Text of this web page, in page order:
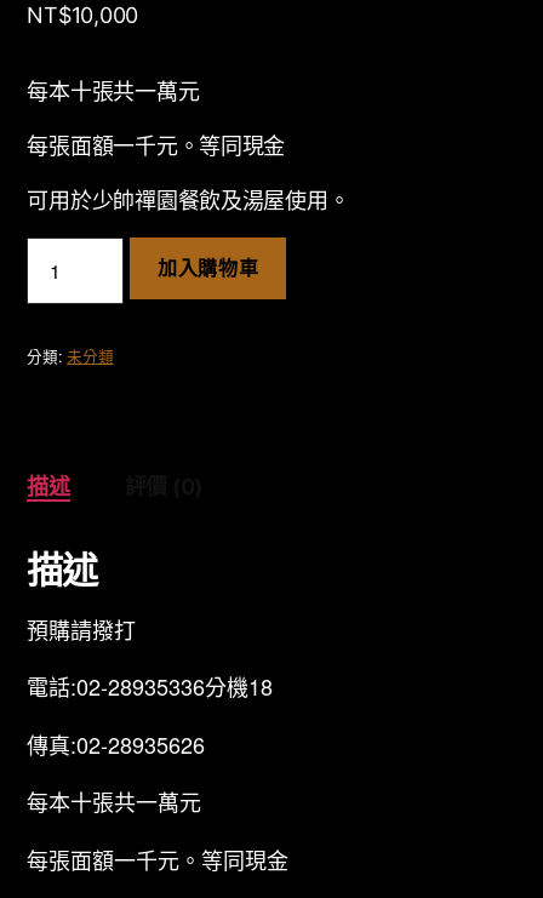
NT$10,000
每本十張共一萬元
每張面額一千元。等同現金
可用於少帥禪園餐飲及湯屋使用。
禪
現
量
加入購物車
分類:未分類
描述
描述
預購請撥打
電話:02-28935336分機18
傳真:02-28935626
每本十張共一萬元
每張面額一千元。等同現金